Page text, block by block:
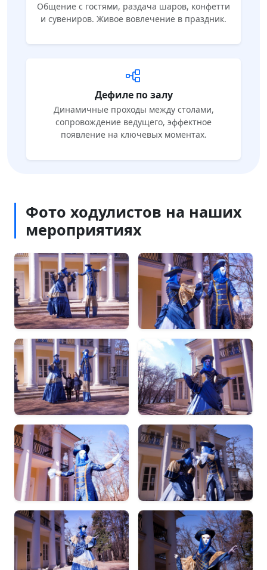
Общение с гостями, раздача шаров, конфетти
и сувениров. Живое вовлечение в праздник.
Дефиле по залу
Динамичные проходы между столами,
сопровождение ведущего, эффектное
появление на ключевых моментах.
Фото ходулистов на наших
мероприятиях